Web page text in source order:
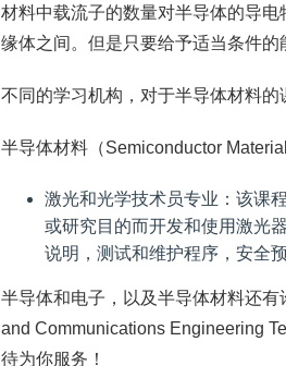
材料中载流子的数量对半导体的导
缘体之间。但是只要给予适当条件的
不同的学习机构，对于半导体材料
半导体材料（Semiconductor
激光和光学技术员专业：该课
或研究目的而开发和使用激光
说明，测试和维护程序，安全
半导体和电子，以及半导体材料还
and Communications Engineering
待为你服务！